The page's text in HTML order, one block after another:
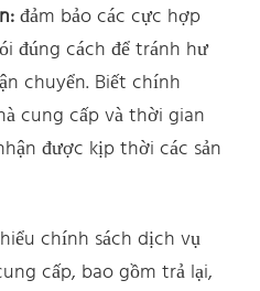
đảm bảo các cực hợp
đúng cách để tránh hư
chuyển. Biết chính
cung cấp và thời gian
được kịp thời các sản
hiểu chính sách dịch vụ
cấp, bao gồm trả lại,